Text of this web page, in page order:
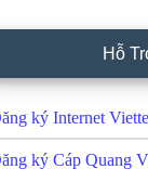
Hỗ
ký Internet
ký Cáp Quang